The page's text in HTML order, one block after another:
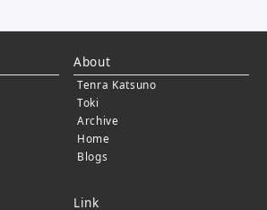
About
Tenra Katsuno
Toki
Archive
Home
Blogs
Link